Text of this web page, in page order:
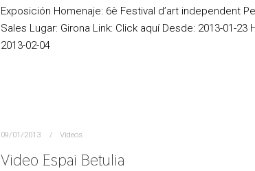
Exposición Homenaje: 6è Festival d’art independent
Sales Lugar: Girona Link: Click aquí Desde: 2013-01-23
2013-02-04
09/01/2013 Videos
Video Espai Betulia